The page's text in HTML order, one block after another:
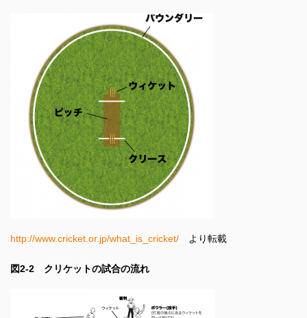
http://www.cricket.or.jp/what_is_cricket/ より転載
図2-2 クリケットの試合の流れ